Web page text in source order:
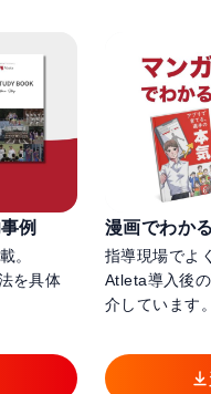
例
。
を具体
漫画でわか
指導現場でよ
Atleta導入後
介しています。